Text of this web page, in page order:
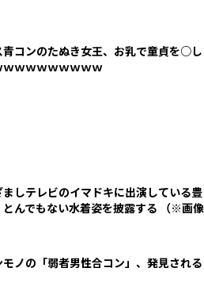
青コンのたぬき女王、お乳で童貞を○し
ｗｗｗｗｗｗｗｗｗ
ましテレビのイマドキに出演している豊
とんでもない水着姿を披露する （※画像
モノの「弱者男性合コン」、発見される